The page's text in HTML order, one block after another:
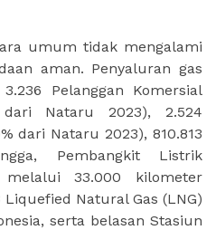
umum tidak mengalami
aman. Penyaluran gas
Pelanggan Komersial
Nataru 2023), 2.524
dari Nataru 2023), 810.813
Pembangkit Listrik
33.000 kilometer
Natural Gas (LNG)
serta belasan Stasiun